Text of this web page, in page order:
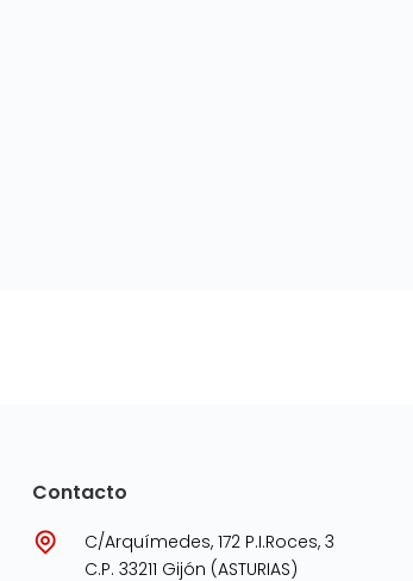
Contacto
C/Arquímedes, 172 P.I.Roces, 3
C.P. 33211 Gijón (ASTURIAS)